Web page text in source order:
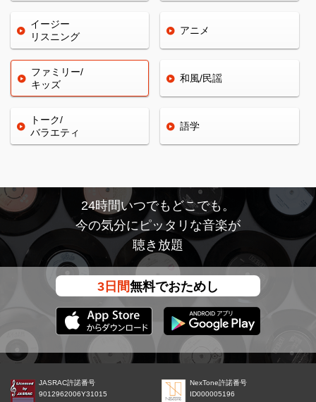
イージー
リスニング
アニメ
ファミリー/
キッズ
和風/民謡
トーク/
バラエティ
語学
24時間いつでもどこでも。
今の気分にピッタリな音楽が
聴き放題
3日間無料でおためし
JASRAC許諾番号
9012962006Y31015
NexTone許諾番号
ID000005196